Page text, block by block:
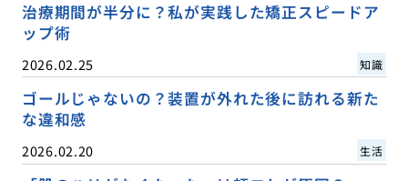
治療期間が半分に？私が実践した矯正スピードア
ップ術
2026.02.25 知識
ゴールじゃないの？装置が外れた後に訪れる新た
な違和感
2026.02.20 生活